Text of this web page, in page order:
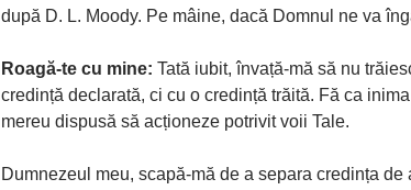
după D. L. Moody. Pe mâine, dacă Domnul ne va
Roagă-te cu mine: Tată iubit, învață-mă să nu
credință declarată, ci cu o credință trăită. Fă ca
mereu dispusă să acționeze potrivit voii Tale.
Dumnezeul meu, scapă-mă de a separa credința de